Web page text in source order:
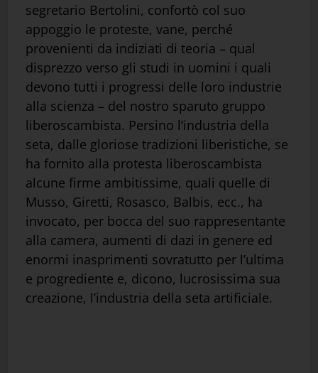
segretario Bertolini, confortò col suo
appoggio le proteste, vane, perché
provenienti da indiziati di teoria – qual
disprezzo verso gli studi in uomini i quali
devono tutti i progressi delle loro industrie
alla scienza – del nostro sparuto gruppo
liberoscambista. Persino l’industria della
seta, dalle gloriose tradizioni liberistiche, se
ha fornito alla protesta liberoscambista
alcune firme ambitissime, quali quelle di
Musso, Giretti, Rosasco, Balbis, ecc., ha
invocato, per bocca del suo rappresentante
alla camera, aumenti di dazi in genere ed
enormi inasprimenti sovratutto per l’ultima
e progrediente e, dicono, lucrosissima sua
creazione, l’industria della seta artificiale.